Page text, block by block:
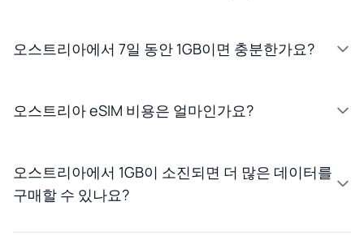
오스트리아에서 7일 동안 1GB이면 충분한가요?
오스트리아 eSIM 비용은 얼마인가요?
오스트리아에서 1GB이 소진되면 더 많은 데이터를
구매할 수 있나요?